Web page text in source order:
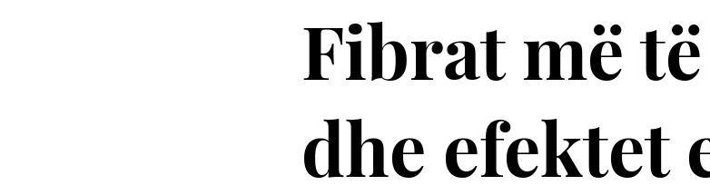
Fibrat më
dhe efektet